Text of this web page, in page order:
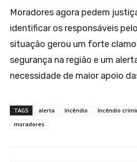
Moradores agora pedem
identificar os responsáveis
situação gerou um forte
segurança na região e um
necessidade de maior apoio
TAGS alerta Incêndio Incêndio
moradores